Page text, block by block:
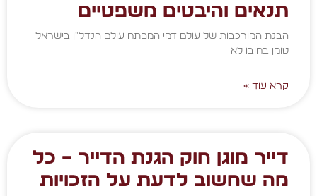
תנאים והיבטים משפטיים
הבנת המורכבות של עולם דמי המפתח עולם הנדל"ן בישראל
טומן בחובו לא
קרא עוד »
דייר מוגן חוק הגנת הדייר – כל
מה שחשוב לדעת על הזכויות